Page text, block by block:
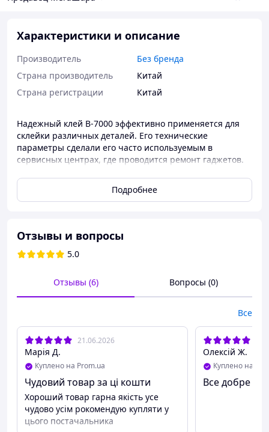
Характеристики и описание
Производитель
Без бренда
Страна производитель
Китай
Страна регистрации
Китай
Надежный клей B-7000 эффективно применяется для
склейки различных деталей. Его технические
параметры сделали его часто используемым в
сервисных центрах, где проводится ремонт гаджетов.
сенсорной панели или тачскрина к рамке девайса
(планшета или смартфона).
Подробнее
Отзывы и вопросы
5.0
Отзывы (6) Вопросы (0)
Все
21.06.2026
Марія Д.
Куплено на Prom.ua
Чудовий товар за ці кошти
Хороший товар гарна якість усе
чудово усім рокомендую купляти у
цього постачальника
Олексій Ж.
Куплено на
Все добре